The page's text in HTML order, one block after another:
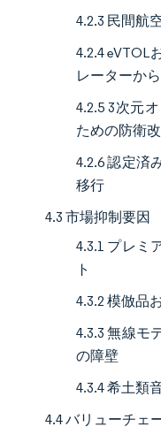
4.2.3 民間航
4.2.4 eVTOL
レーターか
4.2.5 3次元
ための防衛
4.2.6 認定済
移行
4.3 市場抑制要因
4.3.1 プレミ
ト
4.3.2 模倣品
4.3.3 無線モ
の障壁
4.3.4 希土類
4.4 バリューチェ